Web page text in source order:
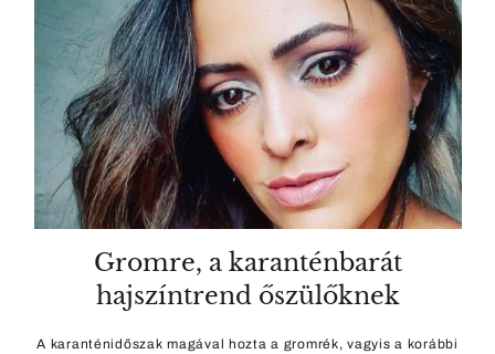
Gromre, a karanténbarát
hajszíntrend őszülőknek
A karanténidőszak magával hozta a gromrék, vagyis a korábbi